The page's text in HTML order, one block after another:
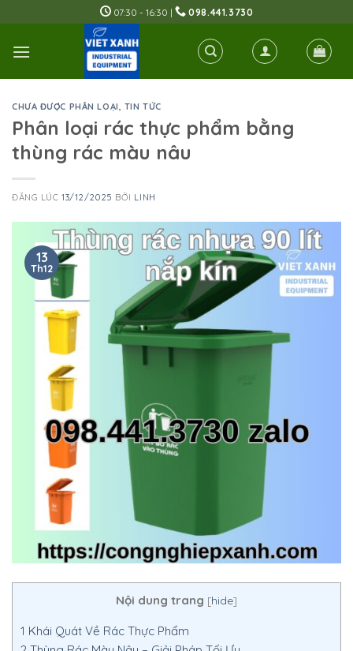
to
content
07:30 - 16:30 | 098.441.3730
CHƯA ĐƯỢC PHÂN LOẠI, TIN TỨC
Phân loại rác thực phẩm bằng
thùng rác màu nâu
ĐĂNG LÚC13/12/2025 BỞI LINH
13
Th12
Nội dung trang [hide]
1 Khái Quát Về Rác Thực Phẩm